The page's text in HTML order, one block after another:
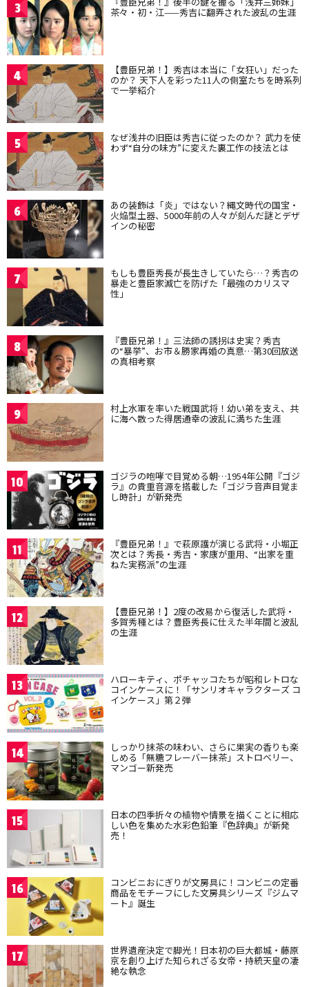
3 茶々・初・江——秀吉に翻弄された波乱の生涯
4 【豊臣兄弟！】秀吉は本当に「女狂い」だった
のか？ 天下人を彩った11人の側室たちを時系列
で一挙紹介
5 なぜ浅井の旧臣は秀吉に従ったのか？ 武力を使
わず“自分の味方”に変えた裏工作の技法とは
6 あの装飾は「炎」ではない？縄文時代の国宝・
火焔型土器、5000年前の人々が刻んだ謎とデザ
インの秘密
7 もしも豊臣秀長が長生きしていたら…？秀吉の
暴走と豊臣家滅亡を防げた「最強のカリスマ
性」
8 『豊臣兄弟！』三法師の誘拐は史実？秀吉
の“暴挙”、お市＆勝家再婚の真意…第30回放送
の真相考察
9 村上水軍を率いた戦国武将！幼い弟を支え、共
に海へ散った得居通幸の波乱に満ちた生涯
10 ゴジラの咆哮で目覚める朝…1954年公開『ゴジ
ラ』の貴重音源を搭載した「ゴジラ音声目覚ま
し時計」が新発売
11 『豊臣兄弟！』で萩原護が演じる武将・小堀正
次とは？秀長・秀吉・家康が重用、“出家を重
ねた実務派”の生涯
12 【豊臣兄弟！】2度の改易から復活した武将・
多賀秀種とは？豊臣秀長に仕えた半年間と波乱
の生涯
13 ハローキティ、ポチャッコたちが昭和レトロな
コインケースに！「サンリオキャラクターズ コ
インケース」第２弾
14 しっかり抹茶の味わい、さらに果実の香りも楽
しめる「無糖フレーバー抹茶」ストロベリー、
マンゴー新発売
15 日本の四季折々の植物や情景を描くことに相応
しい色を集めた水彩色鉛筆『色辞典』が新発
売！
16 コンビニおにぎりが文房具に！コンビニの定番
商品をモチーフにした文房具シリーズ『ジムマ
ート』誕生
17 世界遺産決定で脚光！日本初の巨大都城・藤原
京を創り上げた知られざる女帝・持統天皇の凄
絶な執念